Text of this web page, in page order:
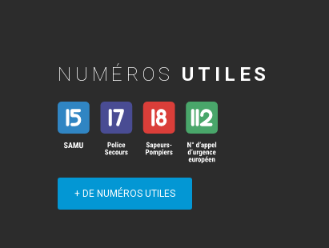
NUMÉROS UTILES
+ DE NUMÉROS UTILES